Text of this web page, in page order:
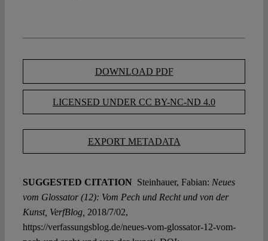
DOWNLOAD PDF
LICENSED UNDER CC BY-NC-ND 4.0
EXPORT METADATA
SUGGESTED CITATION Steinhauer, Fabian: Neues
vom Glossator (12): Vom Pech und Recht und von der
Kunst, VerfBlog, 2018/7/02,
https://verfassungsblog.de/neues-vom-glossator-12-vom-